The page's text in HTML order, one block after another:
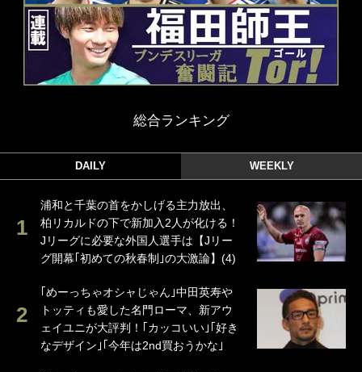
総合ランキング
DAILY WEEKLY
浦和と千葉の首をかしげる主力放出、
柏リカルドの下で新加入2人が化ける！
Jリーグに必要な外国人選手は【Jリー
グ開幕｢初めての秋春制｣の大激論】(4)
｢めーっちゃオシャじゃん｣中田英寿や
トッティも愛した名門ローマ、新アウ
ェイユニが大評判！｢カッコいい｣｢好き
なデザイン｣｢今年は2nd買おうかな｣